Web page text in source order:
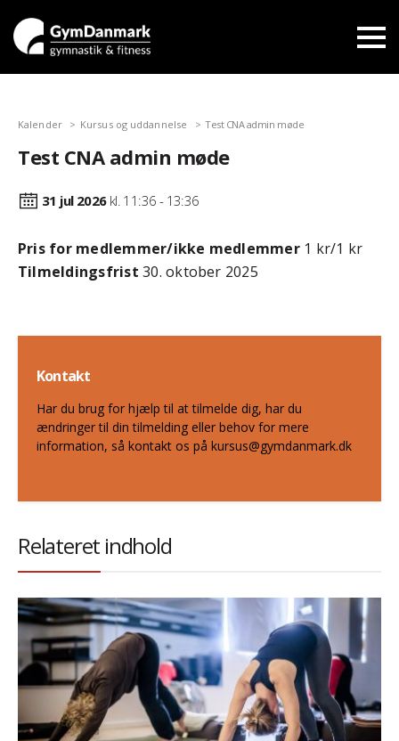
Kalender Kursus og uddannelse Test CNA admin møde
Test CNA admin møde
31 jul 2026kl. 11:36 - 13:36
Pris for medlemmer/ikke medlemmer1 kr/1 kr
Tilmeldingsfrist 30. oktober 2025
Kontakt
Har du brug for hjælp til at tilmelde dig, har du
ændringer til din tilmelding eller behov for mere
information, så kontakt os på kursus@gymdanmark.dk
Relateret indhold